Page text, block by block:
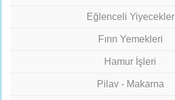
Eğlenceli Yiyecekler
Fırın Yemekleri
Hamur İşleri
Pilav - Makarna